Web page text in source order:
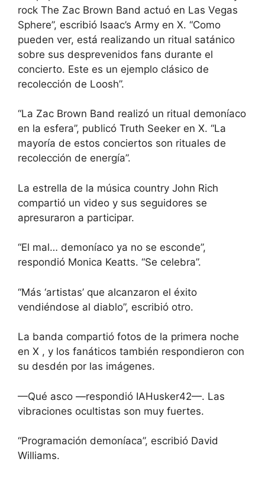
rock The Zac Brown Band actuó en Las Vegas
Sphere”, escribió Isaac’s Army en X. “Como
pueden ver, está realizando un ritual satánico
sobre sus desprevenidos fans durante el
concierto. Este es un ejemplo clásico de
recolección de Loosh”.
“La Zac Brown Band realizó un ritual demoníaco
en la esfera”, publicó Truth Seeker en X. “La
mayoría de estos conciertos son rituales de
recolección de energía”.
La estrella de la música country John Rich
compartió un video y sus seguidores se
apresuraron a participar.
“El mal… demoníaco ya no se esconde”,
respondió Monica Keatts. “Se celebra”.
“Más ‘artistas’ que alcanzaron el éxito
vendiéndose al diablo”, escribió otro.
La banda compartió fotos de la primera noche
en X , y los fanáticos también respondieron con
su desdén por las imágenes.
—Qué asco —respondió IAHusker42—. Las
vibraciones ocultistas son muy fuertes.
“Programación demoníaca”, escribió David
Williams.